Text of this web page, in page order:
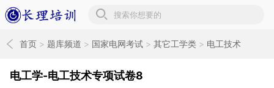
长理培训题库
首页 > 题库频道 > 国家电网考试 > 其它工学类 > 电工技术
电工学-电工技术专项试卷8